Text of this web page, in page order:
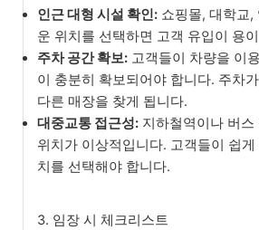
인근 대형 시설 확인: 쇼핑몰, 대학교,
운 위치를 선택하면 고객 유입이 용
주차 공간 확보: 고객들이 차량을 이
이 충분히 확보되어야 합니다. 주차
다른 매장을 찾게 됩니다.
대중교통 접근성: 지하철역이나 버
위치가 이상적입니다. 고객들이 쉽
치를 선택해야 합니다.
3. 임장 시 체크리스트